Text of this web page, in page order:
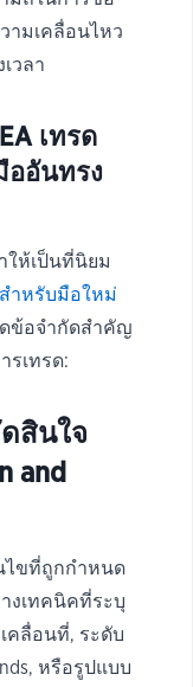
ามเคลื่อนไหว
วลา
เทรด
ออันทรง
ห้เป็นที่นิยม
ำหรับมือใหม่
ข้อจำกัดสำคัญ
รเทรด:
สินใจ
and
ไขที่ถูกกำหนด
งเทคนิคที่ระบุ
คลื่อนที่, ระดับ
หรือรูปแบบ